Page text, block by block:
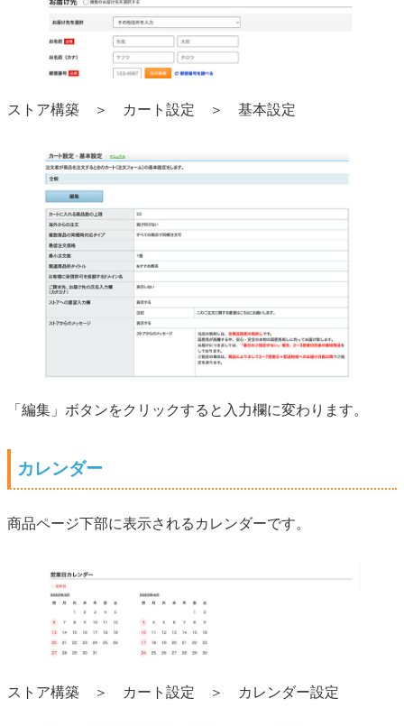
ストア構築 ＞ カート設定 ＞ 基本設定
「編集」ボタンをクリックすると入力欄に変わります。
カレンダー
商品ページ下部に表示されるカレンダーです。
ストア構築 ＞ カート設定 ＞ カレンダー設定